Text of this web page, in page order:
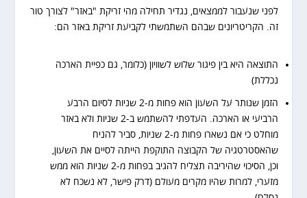
לפני שנעבור לממצאים, נגדיר תחילה מהי זריקת "באזר" לצורך טור
זה. הקריטריונים שבהם השתמשתי לקביעת זריקת באזר הם:
התוצאה היא בין פיגור שלוש לשוויון (כלומר, גם כפיית הארכה
נכללת)
הזמן שנותר על השעון הוא פחות מ-2 שניות לסיום הרבע
הרביעי או הארכה. העדפתי להשתמש ב-2 שניות ולא באזר
מוחלט כי אם נשארו פחות מ-2 שניות, סביר להניח
שהאסטרטגיה של הקבוצה התוקפת הייתה לסיים את השעון,
וכן, הסיכוי שהיריבה תצליח להגיב בפחות מ-2 שניות הוא ממש
מזערי, למרות שהיו מקרים מעולם (דרק פישר, לא נשכח לא